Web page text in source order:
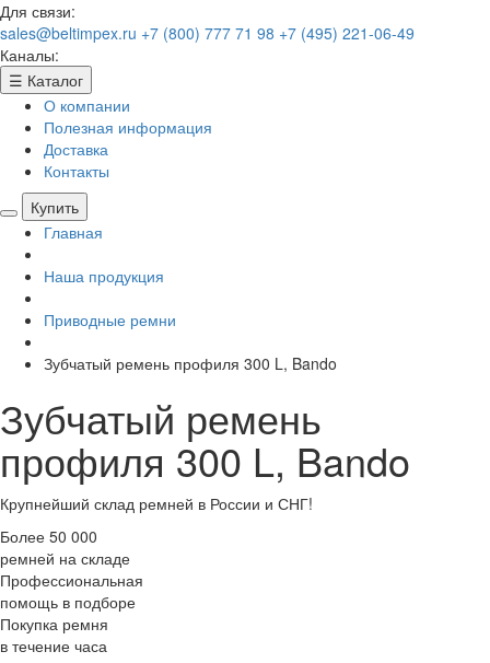
Для связи:
sales@beltimpex.ru +7 (800) 777 71 98 +7 (495) 221-06-49
Каналы:
☰ Каталог
О компании
Полезная информация
Доставка
Контакты
Купить
Главная
Наша продукция
Приводные ремни
Зубчатый ремень профиля 300 L, Bando
Зубчатый ремень
профиля 300 L, Bando
Крупнейший склад ремней в России и СНГ!
Более 50 000
ремней на складе
Профессиональная
помощь в подборе
Покупка ремня
в течение часа